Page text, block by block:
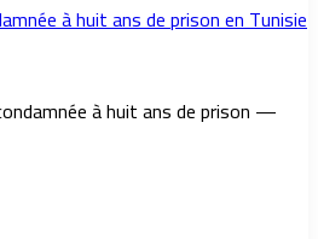
à huit ans de prison en Tunisie
à huit ans de prison —